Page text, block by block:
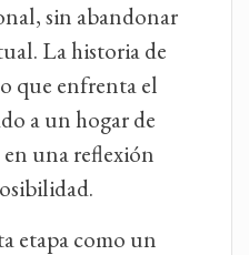
sin abandonar
La historia de
que enfrenta el
a un hogar de
en una reflexión
etapa como un